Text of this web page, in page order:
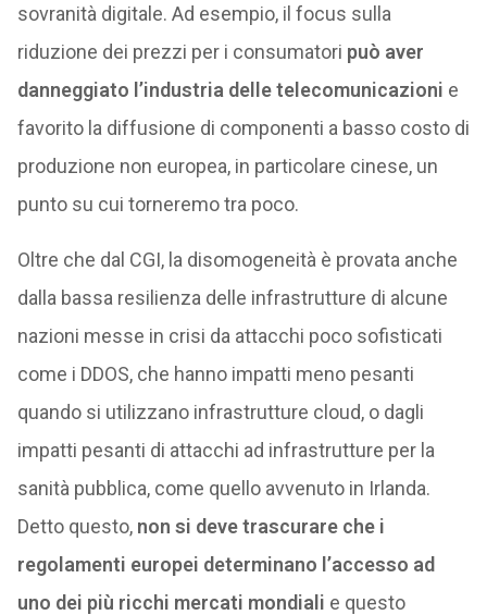
sovranità digitale. Ad esempio, il focus sulla
riduzione dei prezzi per i consumatori può aver
danneggiato l’industria delle telecomunicazioni e
favorito la diffusione di componenti a basso costo di
produzione non europea, in particolare cinese, un
punto su cui torneremo tra poco.
Oltre che dal CGI, la disomogeneità è provata anche
dalla bassa resilienza delle infrastrutture di alcune
nazioni messe in crisi da attacchi poco sofisticati
come i DDOS, che hanno impatti meno pesanti
quando si utilizzano infrastrutture cloud, o dagli
impatti pesanti di attacchi ad infrastrutture per la
sanità pubblica, come quello avvenuto in Irlanda.
Detto questo, non si deve trascurare che i
regolamenti europei determinano l’accesso ad
uno dei più ricchi mercati mondiali e questo